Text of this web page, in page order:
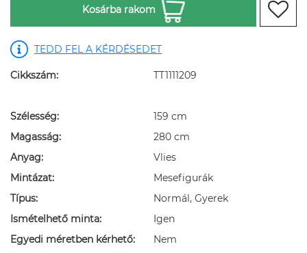
Kosárba rakom
TEDD FEL A KÉRDÉSEDET
Cikkszám: TT1111209
Szélesség:
159 cm
Magasság:
280 cm
Anyag:
Vlies
Mintázat:
Mesefigurák
Típus:
Normál, Gyerek
Ismételhető minta:
Igen
Egyedi méretben kérhető:
Nem